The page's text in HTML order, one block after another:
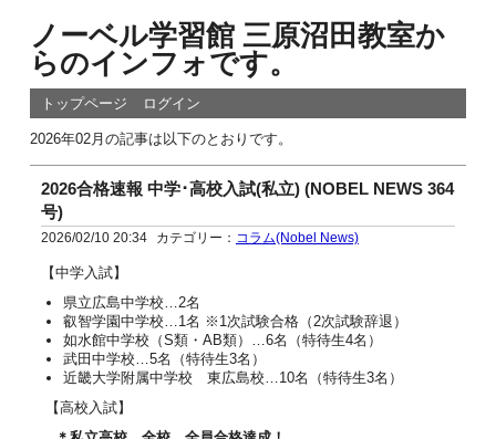
ノーベル学習館 三原沼田教室か
らのインフォです。
トップページ ログイン
2026年02月の記事は以下のとおりです。
2026合格速報 中学･高校入試(私立) (NOBEL NEWS 364
号)
2026/02/10 20:34 カテゴリー： コラム(Nobel News)
【中学入試】
県立広島中学校…2名
叡智学園中学校…1名 ※1次試験合格（2次試験辞退）
如水館中学校（S類・AB類）…6名（特待生4名）
武田中学校…5名（特待生3名）
近畿大学附属中学校 東広島校…10名（特待生3名）
【高校入試】